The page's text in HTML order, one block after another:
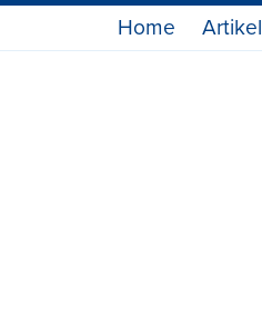
Home Artikel